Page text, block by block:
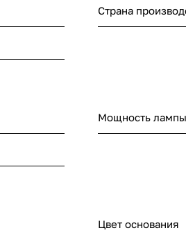
Страна
Мощность
Цвет основания